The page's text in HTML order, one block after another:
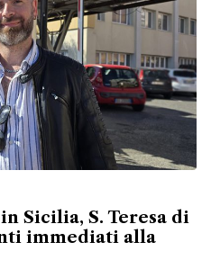
Sicilia, S. Teresa di
immediati alla